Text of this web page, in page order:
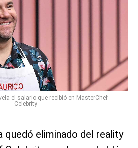
el salario que recibió en MasterChef
Celebrity
quedó eliminado del reality